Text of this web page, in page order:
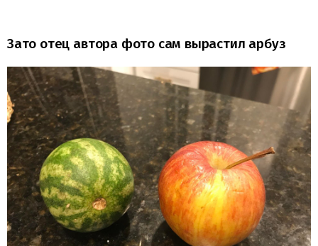
Зато отец автора фото сам вырастил арбуз